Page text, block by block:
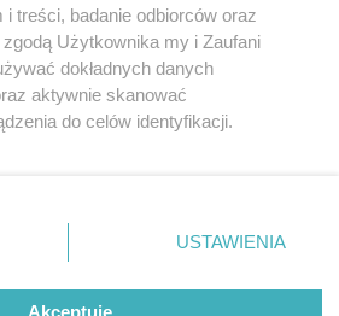
regulamin korzystania z portali
Skontakuj sięz nami
Kontakt
Wydawca
Redakcja
treści, badanie odbiorców oraz
zgodą Użytkownika my i Zaufani
dokładnych danych
aktywnie skanować
do celów identyfikacji.
przycisk ustawień prywatności
dolnym rogu strony
danych nie wymagają zgody
prawo sprzeciwić się takiemu
USTAWIENIA
Akceptuję